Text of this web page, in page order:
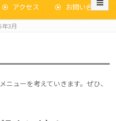
アクセス お問い合わせ
年3月
ニューを考えていきます。ぜひ、